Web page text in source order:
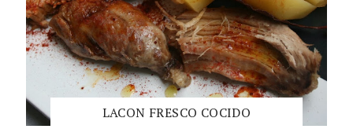
LACON FRESCO COCIDO